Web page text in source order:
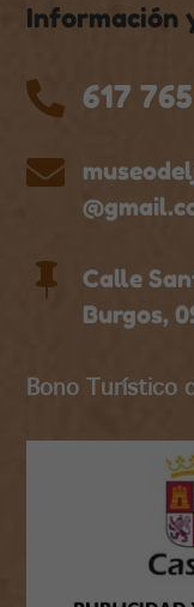
Información
 617


Calle
Burgos,
Bono Turístico